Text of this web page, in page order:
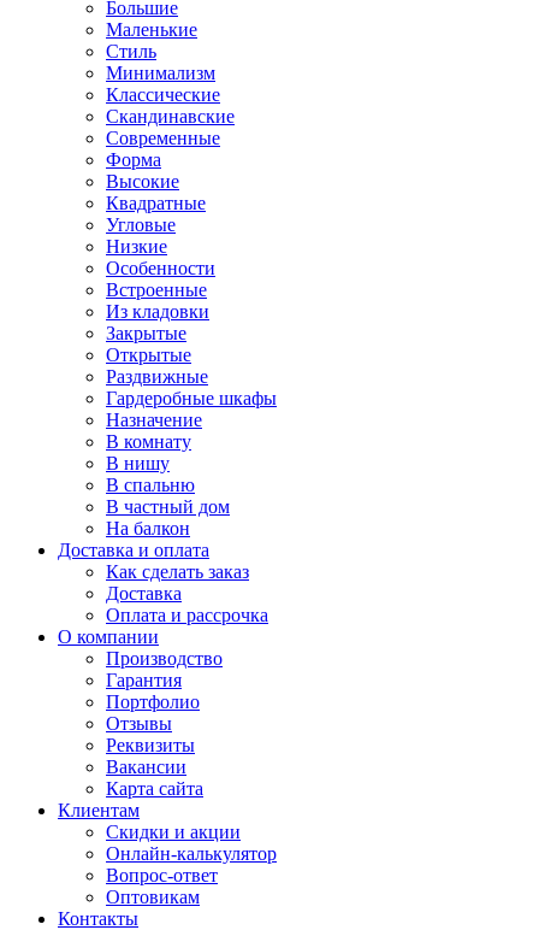
Большие
Маленькие
Стиль
Минимализм
Классические
Скандинавские
Современные
Форма
Высокие
Квадратные
Угловые
Низкие
Особенности
Встроенные
Из кладовки
Закрытые
Открытые
Раздвижные
Гардеробные шкафы
Назначение
В комнату
В нишу
В спальню
В частный дом
На балкон
Доставка и оплата
Как сделать заказ
Доставка
Оплата и рассрочка
О компании
Производство
Гарантия
Портфолио
Отзывы
Реквизиты
Вакансии
Карта сайта
Клиентам
Скидки и акции
Онлайн-калькулятор
Вопрос-ответ
Оптовикам
Контакты